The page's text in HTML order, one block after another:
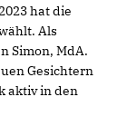
hat die
Als
Simon, MdA.
Gesichtern
aktiv in den